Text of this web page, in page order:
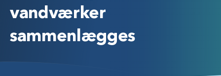
vandværker
sammenlægges